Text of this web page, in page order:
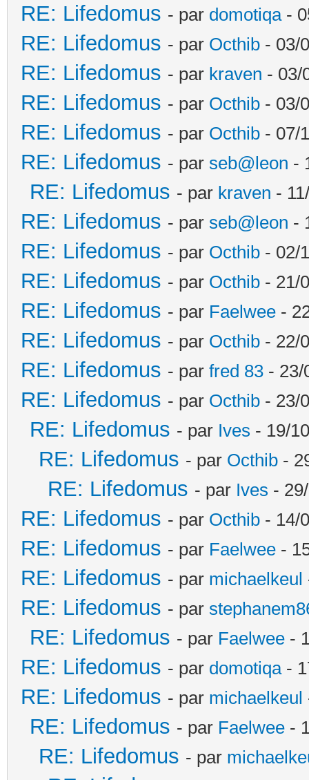
RE: Lifedomus - par domotiqa-
RE: Lifedomus - par Octhib - 03/
RE: Lifedomus - par kraven - 03/
RE: Lifedomus - par Octhib - 03/
RE: Lifedomus - par Octhib - 07/
RE: Lifedomus - par seb@leon -
RE: Lifedomus - par kraven -
RE: Lifedomus - par seb@leon -
RE: Lifedomus - par Octhib - 02/
RE: Lifedomus - par Octhib - 21/
RE: Lifedomus - par Faelwee -
RE: Lifedomus - par Octhib - 22/
RE: Lifedomus - par fred 83 - 23/
RE: Lifedomus - par Octhib - 23/
RE: Lifedomus - par Ives - 19/
RE: Lifedomus - par Octhib -
RE: Lifedomus - par Ives -
RE: Lifedomus - par Octhib - 14/
RE: Lifedomus - par Faelwee -
RE: Lifedomus - par michaelkeul
RE: Lifedomus - par
RE: Lifedomus - par Faelwee -
RE: Lifedomus - par domotiqa-
RE: Lifedomus - par michaelkeul
RE: Lifedomus - par Faelwee -
RE: Lifedomus - par